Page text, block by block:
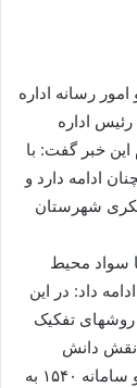
رسانه اداره
اداره
خبر گفت: با
ادامه دارد و
شهرستان
سواد محیط
داد: در این
تفکیک
، نقش دانش
آموزان در حفاظت از محیط زیست و حیات وحش و سامانه ۱۵۴۰ به